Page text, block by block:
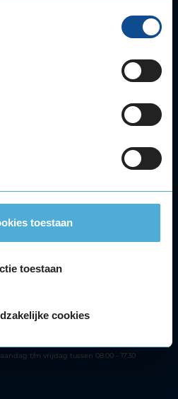
toestaan
toestaan
cookies
t/m vrijdag tussen 08.00 - 17.30